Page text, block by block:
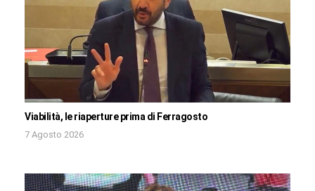
Viabilità, le riaperture prima di Ferragosto
7 Agosto 2026